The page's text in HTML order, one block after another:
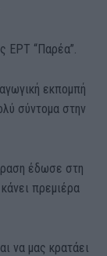
ΕΡΤ “Παρέα”.
εκπομπή
σύντομα στην
έδωσε στη
πρεμιέρα
να μας κρατάει